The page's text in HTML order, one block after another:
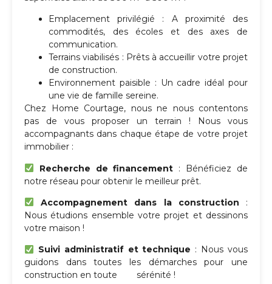
Emplacement privilégié : A proximité des
commodités, des écoles et des axes de
communication.
Terrains viabilisés : Prêts à accueillir votre projet
de construction.
Environnement paisible : Un cadre idéal pour
une vie de famille sereine.
Chez Home Courtage, nous ne nous contentons
pas de vous proposer un terrain ! Nous vous
accompagnants dans chaque étape de votre projet
immobilier :
Recherche de financement : Bénéficiez de
notre réseau pour obtenir le meilleur prêt.
Accompagnement dans la construction :
Nous étudions ensemble votre projet et dessinons
votre maison !
Suivi administratif et technique : Nous vous
guidons dans toutes les démarches pour une
construction en toute sérénité !